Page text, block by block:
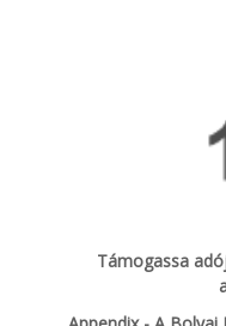
Támogassa